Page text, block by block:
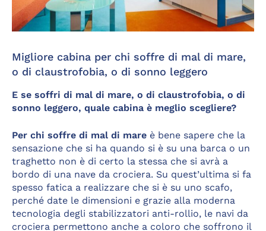
Migliore cabina per chi soffre di mal di mare,
o di claustrofobia, o di sonno leggero
E se soffri di mal di mare, o di claustrofobia, o di
sonno leggero, quale cabina è meglio scegliere?
Per chi soffre di mal di mare è bene sapere che la
sensazione che si ha quando si è su una barca o un
traghetto non è di certo la stessa che si avrà a
bordo di una nave da crociera. Su quest’ultima si fa
spesso fatica a realizzare che si è su uno scafo,
perché date le dimensioni e grazie alla moderna
tecnologia degli stabilizzatori anti-rollio, le navi da
crociera permettono anche a coloro che soffrono il